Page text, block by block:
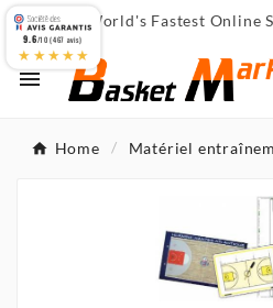
 World's Fastest Online

Home Matériel
9.6/10 (467 avis)
★★★★★